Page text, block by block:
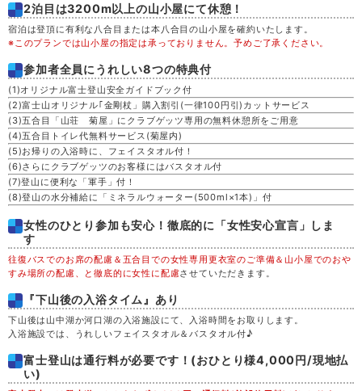
木 20
金 21
土 22
日 23
月 24
火 25
水 26
木 27
金 28
2泊目は3200m以上の山小屋にて休憩！
宿泊は登頂に有利な八合目または本八合目の山小屋を確約いたします。
※このプランでは山小屋の指定は承っておりません。予めご了承ください。
参加者全員にうれしい8つの特典付
(1)オリジナル富士登山安全ガイドブック付
(2)富士山オリジナル｢金剛杖」購入割引(一律100円引)カットサービス
(3)五合目「山荘 菊屋」にクラブゲッツ専用の無料休憩所をご用意
(4)五合目トイレ代無料サービス(菊屋内)
(5)お帰りの入浴時に、フェイスタオル付！
(6)さらにクラブゲッツのお客様にはバスタオル付
(7)登山に便利な「軍手」付！
(8)登山の水分補給に「ミネラルウォーター(500ml×1本)」付
女性のひとり参加も安心！徹底的に「女性安心宣言」しま
す
往復バスでのお席の配慮＆五合目での女性専用更衣室のご準備＆山小屋でのおや
すみ場所の配慮、と徹底的に女性に配慮させていただきます。
『下山後の入浴タイム』あり
下山後は山中湖か河口湖の入浴施設にて、入浴時間をお取りします。
入浴施設では、うれしいフェイスタオル＆バスタオル付♪
富士登山は通行料が必要です！(おひとり様4,000円/現地払
い)